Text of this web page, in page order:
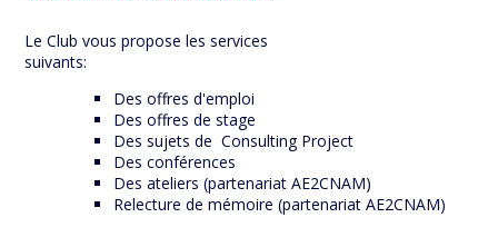
Le Club vous propose les services
suivants:
Des offres d'emploi
Des offres de stage
Des sujets de Consulting ​Project
Des conférences
Des ateliers (partenariat AE2CNAM)
Relecture de mémoire (partenariat AE2CNAM)